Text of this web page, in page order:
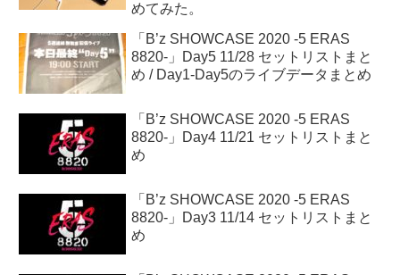
めてみた。
「B’z SHOWCASE 2020 -5 ERAS
8820-」Day5 11/28 セットリストまと
め / Day1-Day5のライブデータまとめ
「B’z SHOWCASE 2020 -5 ERAS
8820-」Day4 11/21 セットリストまと
め
「B’z SHOWCASE 2020 -5 ERAS
8820-」Day3 11/14 セットリストまと
め